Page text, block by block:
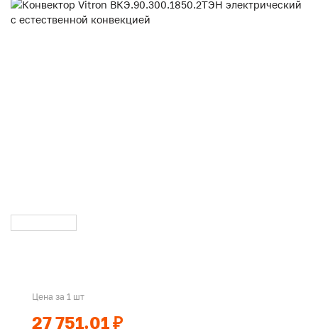
Цена за 1 шт
27 751.01 ₽